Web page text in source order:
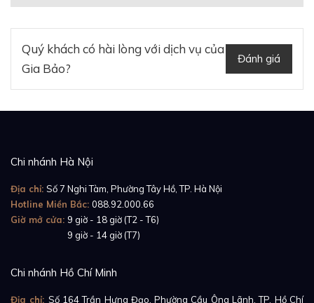
Quý khách có hài lòng với dịch vụ của
Gia Bảo?
Đánh giá
Chi nhánh Hà Nội
Địa chỉ: Số 7 Nghi Tàm, Phường Tây Hồ, TP. Hà Nội
Hotline Miền Bắc: 088.92.000.66
Giờ mở cửa: 9 giờ - 18 giờ (T2 - T6)
9 giờ - 14 giờ (T7)
Chi nhánh Hồ Chí Minh
Địa chỉ: Số 164 Trần Hưng Đạo, Phường Cầu Ông Lãnh, TP. Hồ Chí